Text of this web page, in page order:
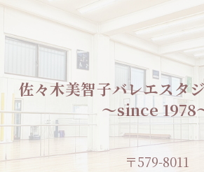
佐々木美智子バレエスタ
〜since 1978
〒579-8011